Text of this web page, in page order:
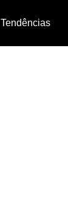
Tendências